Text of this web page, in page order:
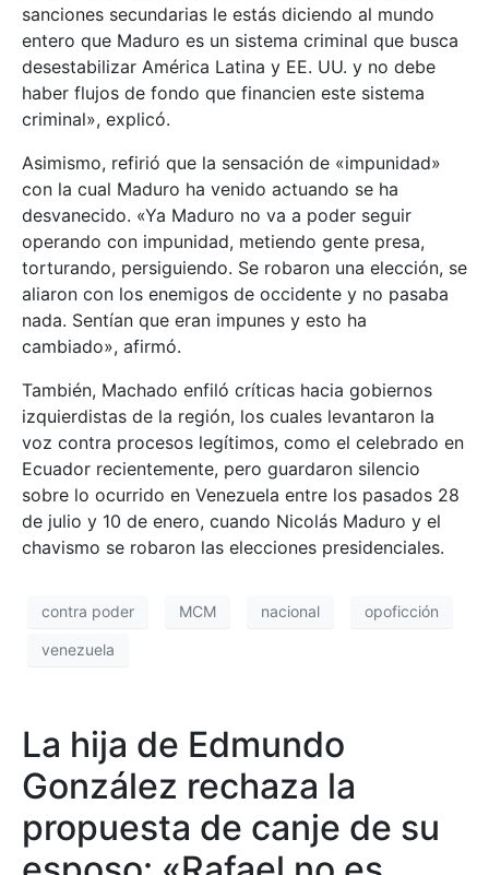
sanciones secundarias le estás diciendo al mundo
entero que Maduro es un sistema criminal que busca
desestabilizar América Latina y EE. UU. y no debe
haber flujos de fondo que financien este sistema
criminal», explicó.
Asimismo, refirió que la sensación de «impunidad»
con la cual Maduro ha venido actuando se ha
desvanecido. «Ya Maduro no va a poder seguir
operando con impunidad, metiendo gente presa,
torturando, persiguiendo. Se robaron una elección, se
aliaron con los enemigos de occidente y no pasaba
nada. Sentían que eran impunes y esto ha
cambiado», afirmó.
También, Machado enfiló críticas hacia gobiernos
izquierdistas de la región, los cuales levantaron la
voz contra procesos legítimos, como el celebrado en
Ecuador recientemente, pero guardaron silencio
sobre lo ocurrido en Venezuela entre los pasados 28
de julio y 10 de enero, cuando Nicolás Maduro y el
chavismo se robaron las elecciones presidenciales.
contra poder MCM nacional opoficción
venezuela
La hija de Edmundo
González rechaza la
propuesta de canje de su